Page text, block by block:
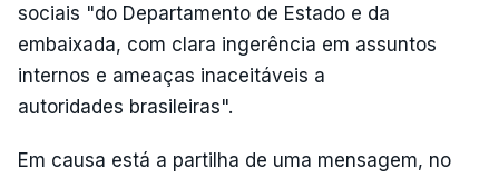
sociais "do Departamento de Estado e da
embaixada, com clara ingerência em assuntos
internos e ameaças inaceitáveis a
autoridades brasileiras".
Em causa está a partilha de uma mensagem, no